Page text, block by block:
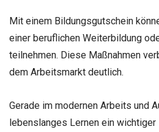
Mit einem Bildungsgutschein
einer beruflichen Weiterbildung
teilnehmen. Diese Maßnahmen
dem Arbeitsmarkt deutlich.
Gerade im modernen Arbeits und
lebenslanges Lernen ein